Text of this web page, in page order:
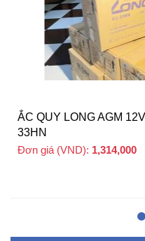
ẮC QUY LONG AGM
33HN
Đơn giá (VND): 1,314,000